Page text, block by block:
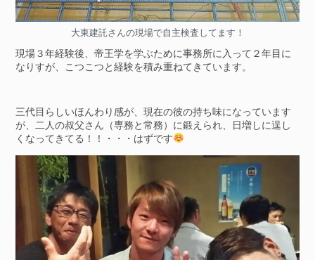
大東建託さんの現場で自主検査してます！
現場３年経験後、帝王学を学ぶために事務所に入って２年目に
なりすが、こつこつと経験を積み重ねてきています。
三代目らしいほんわり感が、現在の彼の持ち味になっています
が、二人の叔父さん（専務と常務）に鍛えられ、日増しに逞し
くなってきてる！！・・・はずです